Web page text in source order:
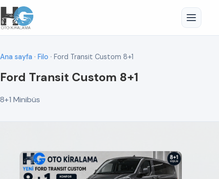
Ana sayfa · Filo · Ford Transit Custom 8+1
Ford Transit Custom 8+1
8+1 Minibüs